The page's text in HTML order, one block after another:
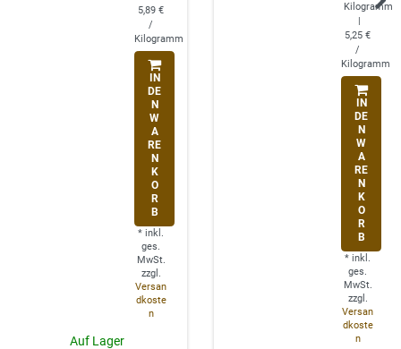
5,89 €
/
Kilogramm
IN
DE
N
W
A
RE
N
K
O
R
B
* inkl.
ges.
MwSt.
zzgl.
Versan
dkoste
n
Auf Lager
Kilogramm
5,25 €
/
Kilogramm
IN
DE
N
W
A
RE
N
K
O
R
B
* inkl.
ges.
MwSt.
zzgl.
Versan
dkoste
n